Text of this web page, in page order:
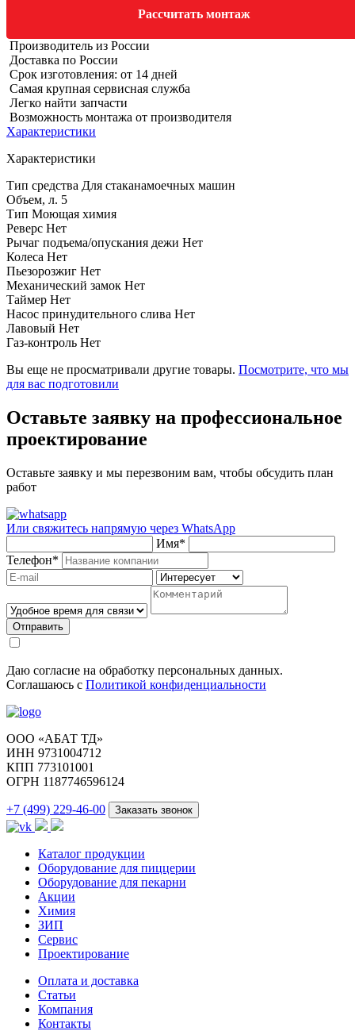
Рассчитать монтаж
Производитель из России
Доставка по России
Срок изготовления: от 14 дней
Самая крупная сервисная служба
Легко найти запчасти
Возможность монтажа от производителя
Характеристики
Характеристики
Тип средства Для стаканамоечных машин
Объем, л. 5
Тип Моющая химия
Реверс Нет
Рычаг подъема/опускания дежи Нет
Колеса Нет
Пьезорозжиг Нет
Механический замок Нет
Таймер Нет
Насос принудительного слива Нет
Лавовый Нет
Газ-контроль Нет
Вы еще не просматривали другие товары. Посмотрите, что мы
для вас подготовили
Оставьте заявку на профессиональное
проектирование
Оставьте заявку и мы перезвоним вам, чтобы обсудить план
работ
Или свяжитесь напрямую через WhatsApp
Имя*
Телефон*
Отправить
Даю согласие на обработку персональных данных.
Соглашаюсь с Политикой конфиденциальности
ООО «АБАТ ТД»
ИНН 9731004712
КПП 773101001
ОГРН 1187746596124
+7 (499) 229-46-00 Заказать звонок
Каталог продукции
Оборудование для пиццерии
Оборудование для пекарни
Акции
Химия
ЗИП
Сервис
Проектирование
Оплата и доставка
Cтатьи
Компания
Контакты